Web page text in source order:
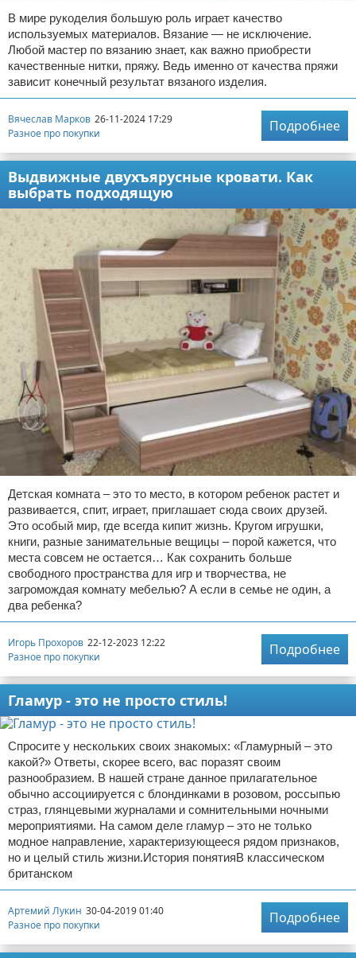
В мире рукоделия большую роль играет качество
используемых материалов. Вязание — не исключение.
Любой мастер по вязанию знает, как важно приобрести
качественные нитки, пряжу. Ведь именно от качества пряжи
зависит конечный результат вязаного изделия.
Вячеслав Марков 26-11-2024 17:29
Разное про покупки
Подробнее
Выдвижные двухъярусные кровати. Как
выбрать подходящую
Детская комната – это то место, в котором ребенок растет и
развивается, спит, играет, приглашает сюда своих друзей.
Это особый мир, где всегда кипит жизнь. Кругом игрушки,
книги, разные занимательные вещицы – порой кажется, что
места совсем не остается… Как сохранить больше
свободного пространства для игр и творчества, не
загромождая комнату мебелью? А если в семье не один, а
два ребенка?
Игорь Прохоров 22-12-2023 12:22
Разное про покупки
Подробнее
Гламур - это не просто стиль!
Спросите у нескольких своих знакомых: «Гламурный – это
какой?» Ответы, скорее всего, вас поразят своим
разнообразием. В нашей стране данное прилагательное
обычно ассоциируется с блондинками в розовом, россыпью
страз, глянцевыми журналами и сомнительными ночными
мероприятиями. На самом деле гламур – это не только
модное направление, характеризующееся рядом признаков,
но и целый стиль жизни.История понятияВ классическом
британском
Артемий Лукин 30-04-2019 01:40
Разное про покупки
Подробнее